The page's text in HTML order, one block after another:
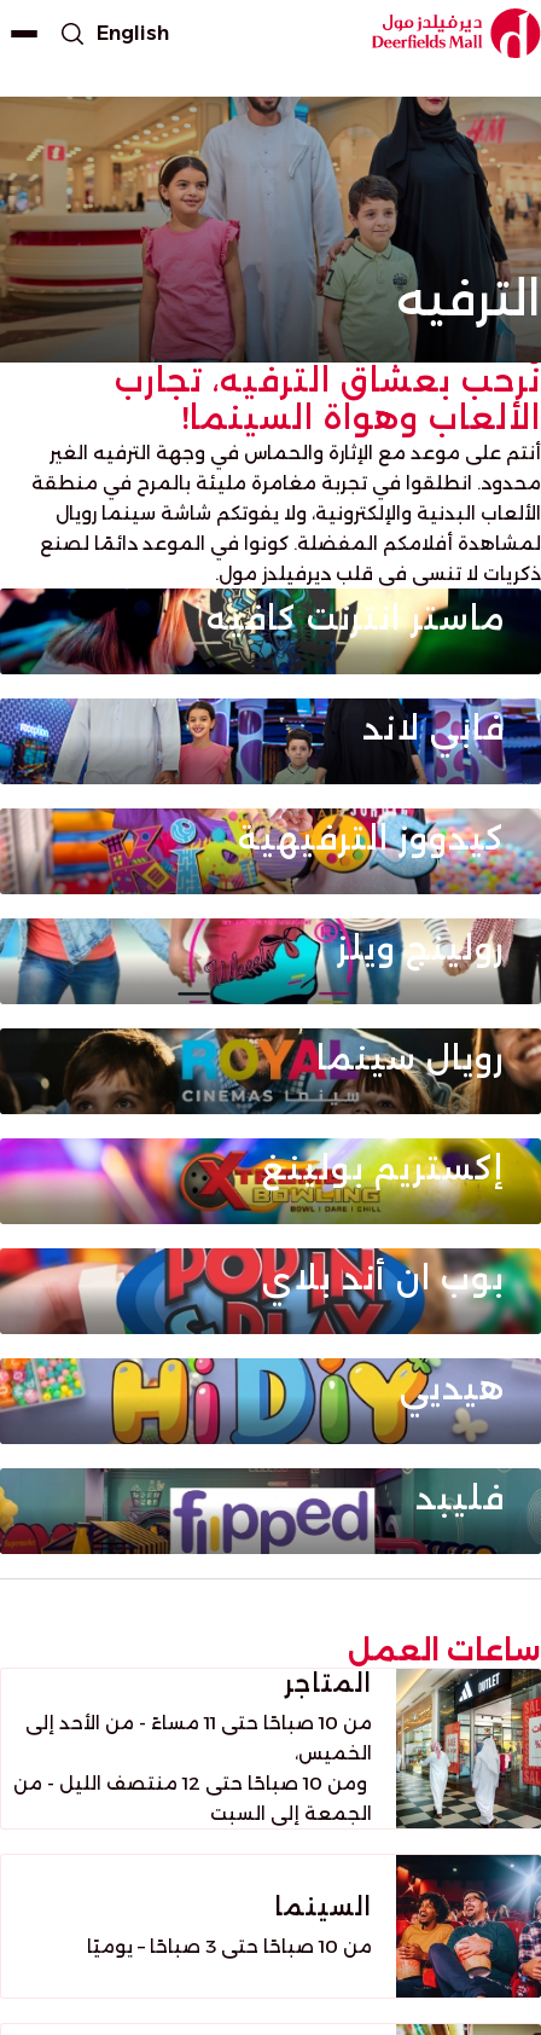
English
الترفيه
نُرحب بعشاق الترفيه، تجارب
الألعاب وهواة السينما!
أنتم على موعد مع الإثارة والحماس في وجهة الترفيه الغير
محدود. انطلقوا في تجربة مغامرة مليئة بالمرح في منطقة
الألعاب البدنية والإلكترونية، ولا يفوتكم شاشة سينما رويال
لمشاهدة أفلامكم المفضلة. كونوا في الموعد دائمًا لصنع
ذكريات لا تنسى في قلب ديرفيلدز مول.
ماستر انترنت كافيه
فابي لاند
كيدووز الترفيهية
رولينج ويلز
رويال سينما
إكستريم بولينغ
بوب ان أند بلاي
هيديي
فليبد
ساعات العمل
المتاجر
من 10 صباحًا حتى 11 مساءً - من الأحد إلى
الخميس،
ومن 10 صباحًا حتى 12 منتصف الليل - من
الجمعة إلى السبت
السينما
من 10 صباحًا حتى 3 صباحًا – يوميًا